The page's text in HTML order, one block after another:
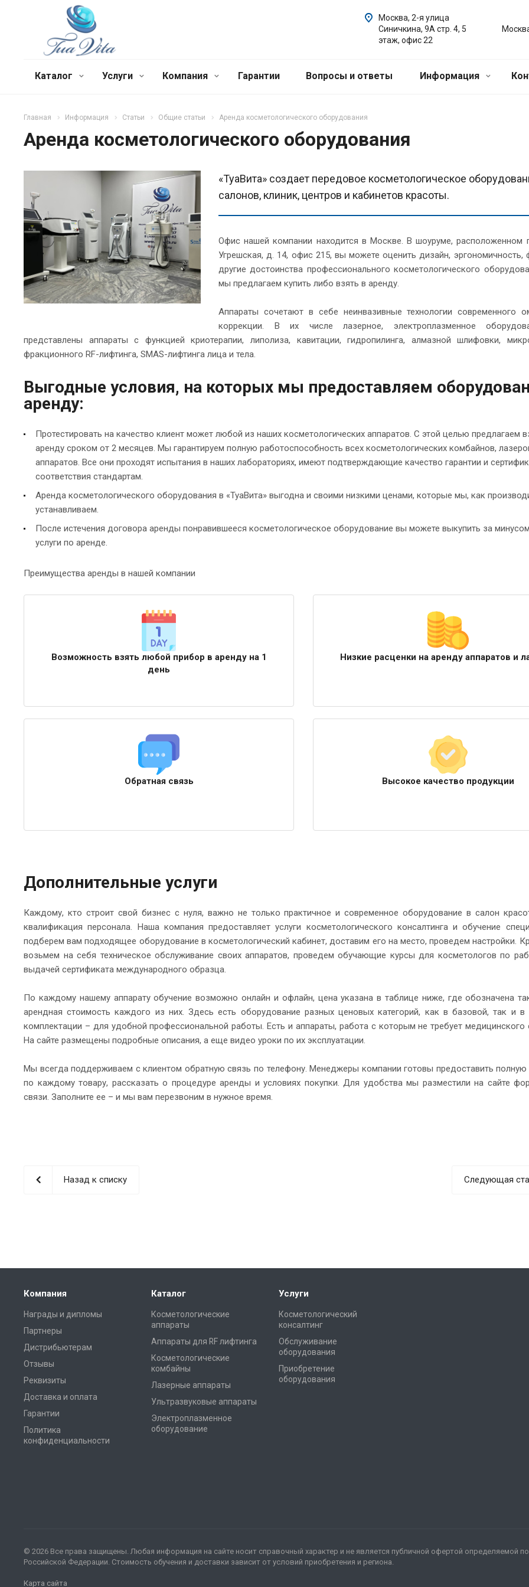
Москва, 2-я улица
Синичкина, 9А стр. 4, 5
этаж, офис 22
Каталог Услуги Компания Гарантии Вопросы и ответы Информация
Главная Информация Статьи Общие статьи Аренда косметологического оборудования
Аренда косметологического оборудования
«ТуаВита» создает передовое косметологическое
салонов, клиник, центров и кабинетов красоты.
Офис нашей компании находится в Москве. В шоуруме, расположенном
Угрешская, д. 14, офис 215, вы можете оценить дизайн, эргономичность,
другие достоинства профессионального косметологического
мы предлагаем купить либо взять в аренду.
Аппараты сочетают в себе неинвазивные технологии современного
коррекции. В их числе лазерное, электроплазменное
представлены аппараты с функцией криотерапии, липолиза, кавитации, гидропилинга, алмазной шлифовки,
фракционного RF-лифтинга, SMAS-лифтинга лица и тела.
Выгодные условия, на которых мы предоставляем
аренду:
Протестировать на качество клиент может любой из наших косметологических аппаратов. С этой целью предлагаем
аренду сроком от 2 месяцев. Мы гарантируем полную работоспособность всех косметологических комбайнов,
аппаратов. Все они проходят испытания в наших лабораториях, имеют подтверждающие качество гарантии и
соответствия стандартам.
Аренда косметологического оборудования в «ТуаВита» выгодна и своими низкими ценами, которые мы, как
устанавливаем.
После истечения договора аренды понравившееся косметологическое оборудование вы можете выкупить за
услуги по аренде.
Преимущества аренды в нашей компании
Возможность взять любой прибор в аренду на 1
день
Низкие расценки на аренду аппаратов и
Обратная связь Высокое качество продукции
Дополнительные услуги
Каждому, кто строит свой бизнес с нуля, важно не только практичное и современное оборудование в салон
квалификация персонала. Наша компания предоставляет услуги косметологического консалтинга и обучение
подберем вам подходящее оборудование в косметологический кабинет, доставим его на место, проведем настройки.
возьмем на себя техническое обслуживание своих аппаратов, проведем обучающие курсы для косметологов по
выдачей сертификата международного образца.
По каждому нашему аппарату обучение возможно онлайн и офлайн, цена указана в таблице ниже, где обозначена
арендная стоимость каждого из них. Здесь есть оборудование разных ценовых категорий, как в базовой, так и в
комплектации – для удобной профессиональной работы. Есть и аппараты, работа с которым не требует медицинского
На сайте размещены подробные описания, а еще видео уроки по их эксплуатации.
Мы всегда поддерживаем с клиентом обратную связь по телефону. Менеджеры компании готовы предоставить
по каждому товару, рассказать о процедуре аренды и условиях покупки. Для удобства мы разместили на сайте
связи. Заполните ее – и мы вам перезвоним в нужное время.
Назад к списку Следующая
Компания
Награды и дипломы
Партнеры
Дистрибьютерам
Отзывы
Реквизиты
Доставка и оплата
Гарантии
Политика
конфиденциальности
Каталог
Косметологические
аппараты
Аппараты для RF лифтинга
Косметологические
комбайны
Лазерные аппараты
Ультразвуковые аппараты
Электроплазменное
оборудование
Услуги
Косметологический
консалтинг
Обслуживание
оборудования
Приобретение
оборудования
© 2026 Все права защищены. Любая информация на сайте носит справочный характер и не является публичной офертой определяемой
Российской Федерации. Стоимость обучения и доставки зависит от условий приобретения и региона.
Карта сайта